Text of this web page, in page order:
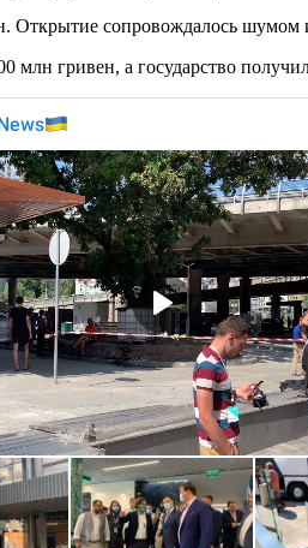
Открытие сопровождалось шумом
гривен, а государство